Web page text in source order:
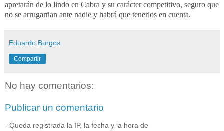
apretarán de lo lindo en Cabra y su carácter competitivo, seguro que
no se arrugarñan ante nadie y habrá que tenerlos en cuenta.
Eduardo Burgos
Compartir
No hay comentarios:
Publicar un comentario
- Queda registrada la IP, la fecha y la hora de